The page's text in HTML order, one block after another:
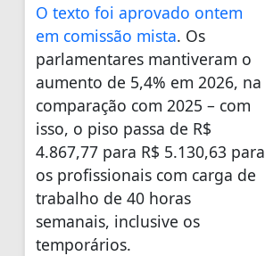
O texto foi aprovado ontem
em comissão mista. Os
parlamentares mantiveram o
aumento de 5,4% em 2026, na
comparação com 2025 – com
isso, o piso passa de R$
4.867,77 para R$ 5.130,63 para
os profissionais com carga de
trabalho de 40 horas
semanais, inclusive os
temporários.